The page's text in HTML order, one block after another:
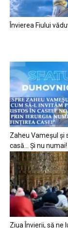
Învierea Fiului
Zaheu Vameșul și
casă… Și nu numai!
Ziua Învierii, să ne